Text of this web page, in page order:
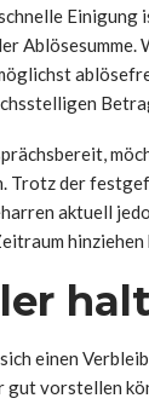
Ablösesumme.
Trotz der
aktuell
einen
gut vorstellen